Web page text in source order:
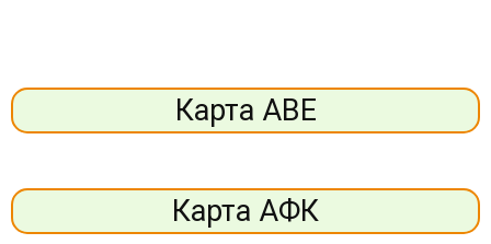
Карта АВЕ
Карта АФК